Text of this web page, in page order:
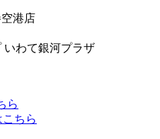
港店
いわて銀河プラザ
ら
ちら